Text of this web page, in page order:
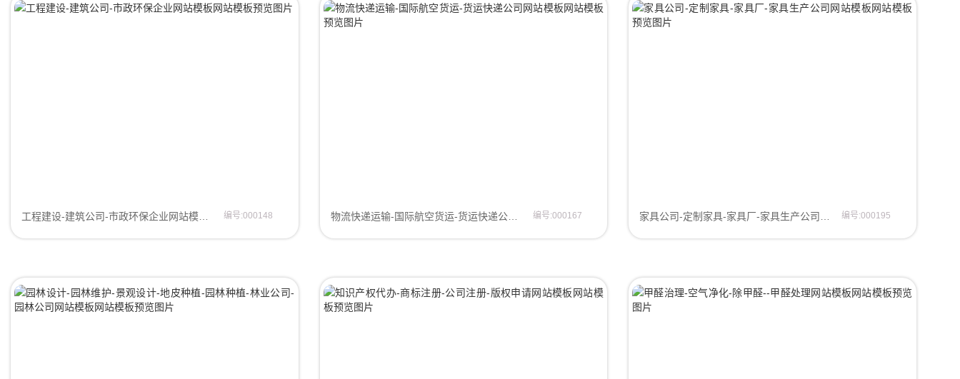
编号:000148 物流快递运输-国际航空货运-货运快递公司网站模板网页模板 编号:000167 编号:000195